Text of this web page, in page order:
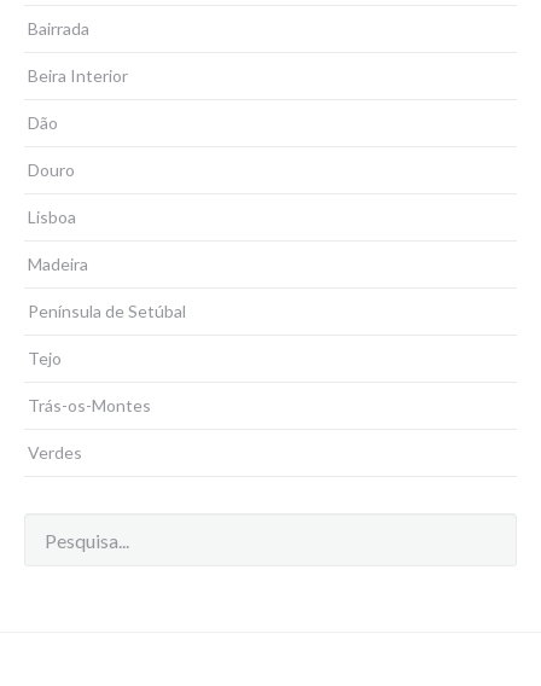
Bairrada
Beira Interior
Dão
Douro
Lisboa
Madeira
Península de Setúbal
Tejo
Trás-os-Montes
Verdes